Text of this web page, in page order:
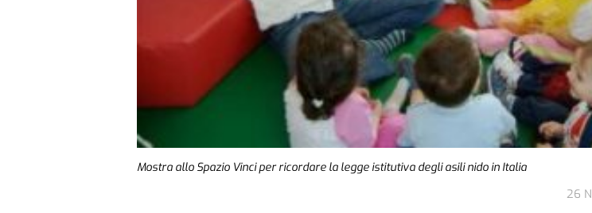
Mostra allo Spazio Vinci per ricordare la legge istitutiva degli asili nido in Italia
26